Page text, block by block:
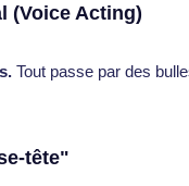
(Voice Acting)
Tout passe par des
tête"